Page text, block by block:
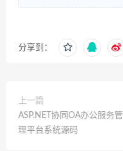
分享到：
上一篇
ASP.NET协同OA办公服务管
理平台系统源码